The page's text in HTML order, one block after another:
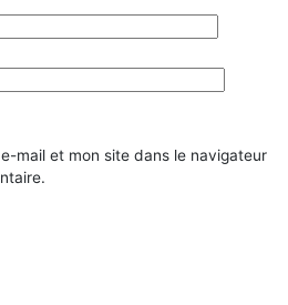
mail et mon site dans le navigateur